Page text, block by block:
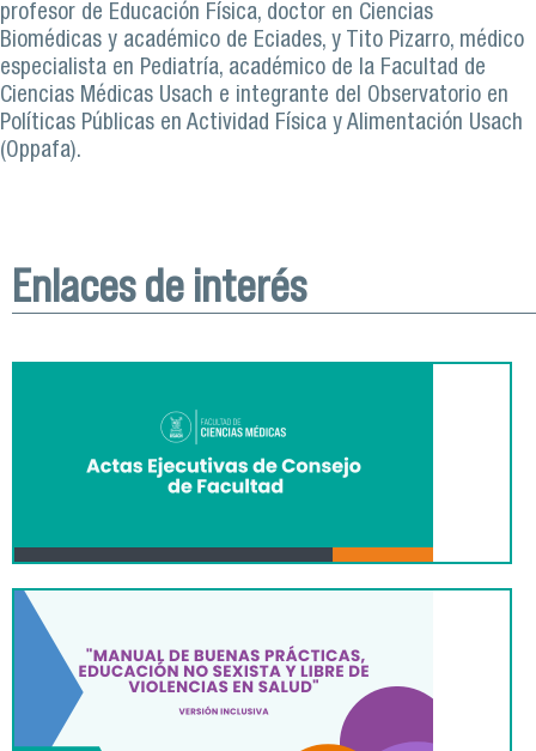
profesor de Educación Física, doctor en Ciencias
Biomédicas y académico de Eciades, y Tito Pizarro, médico
especialista en Pediatría, académico de la Facultad de
Ciencias Médicas Usach e integrante del Observatorio en
Políticas Públicas en Actividad Física y Alimentación Usach
(Oppafa).
Enlaces de interés